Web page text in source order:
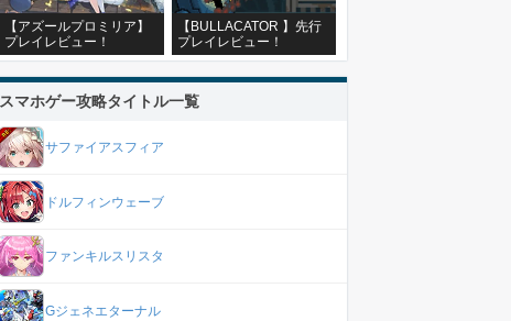
【アズールプロミリア】
プレイレビュー！
【BULLACATOR 】先行
プレイレビュー！
スマホゲー攻略タイトル一覧
サファイアスフィア
ドルフィンウェーブ
ファンキルスリスタ
Gジェネエターナル